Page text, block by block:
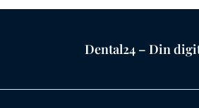
Dental24 – Din